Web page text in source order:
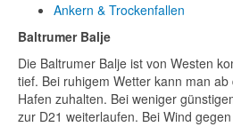
Ankern & Trockenfallen
Baltrumer Balje
Die Baltrumer Balje ist von Westen
tief. Bei ruhigem Wetter kann man
Hafen zuhalten. Bei weniger
zur D21 weiterlaufen. Bei Wind